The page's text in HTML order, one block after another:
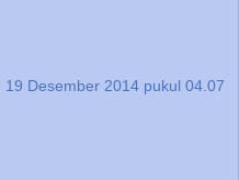
19 Desember 2014 pukul 04.07